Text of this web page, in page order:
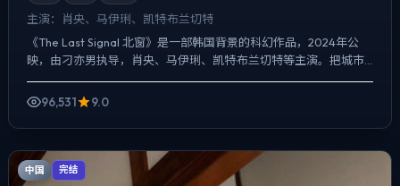
主演：
肖央、马伊琍、凯特·布兰切特
《The Last Signal 北窗》是一部韩国背景的科幻作品，2024年公
映，由刁亦男执导，肖央、马伊琍、凯特·布兰切特等主演。把城市
96,531
9.0
中国 完结